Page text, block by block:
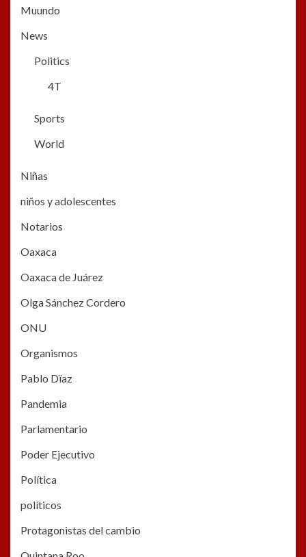
Muundo
News
Politics
4T
Sports
World
Niñas
niños y adolescentes
Notarios
Oaxaca
Oaxaca de Juárez
Olga Sánchez Cordero
ONU
Organismos
Pablo Dïaz
Pandemia
Parlamentario
Poder Ejecutivo
Política
políticos
Protagonistas del cambio